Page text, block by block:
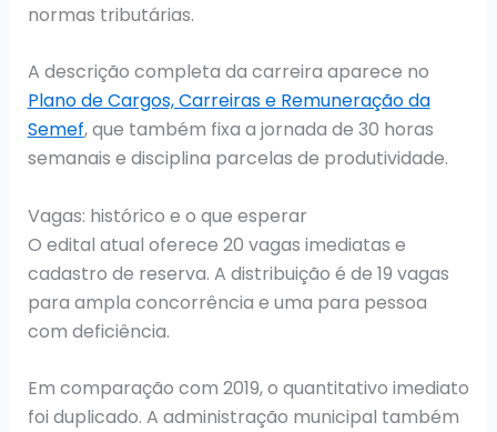
normas tributárias.
A descrição completa da carreira aparece no
Plano de Cargos, Carreiras e Remuneração da
Semef, que também fixa a jornada de 30 horas
semanais e disciplina parcelas de produtividade.
Vagas: histórico e o que esperar
O edital atual oferece 20 vagas imediatas e
cadastro de reserva. A distribuição é de 19 vagas
para ampla concorrência e uma para pessoa
com deficiência.
Em comparação com 2019, o quantitativo imediato
foi duplicado. A administração municipal também